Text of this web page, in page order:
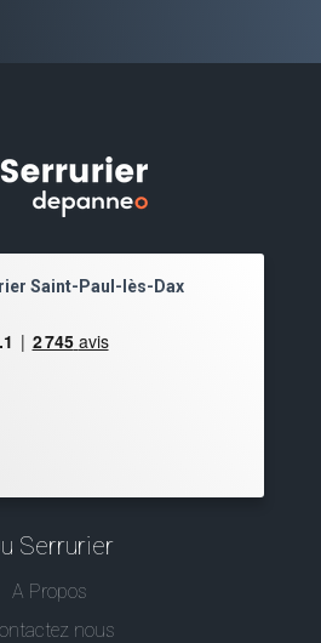
Saint-Paul-lès-Dax
Serrurier
A Propos
nous